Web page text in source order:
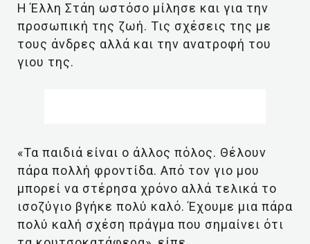
Η Έλλη Στάη ωστόσο μίλησε και για την
προσωπική της ζωή. Τις σχέσεις της με
τους άνδρες αλλά και την ανατροφή του
γιου της.
«Τα παιδιά είναι ο άλλος πόλος. Θέλουν
πάρα πολλή φροντίδα. Από τον γιο μου
μπορεί να στέρησα χρόνο αλλά τελικά το
ισοζύγιο βγήκε πολύ καλό. Έχουμε μια πάρα
πολύ καλή σχέση πράγμα που σημαίνει ότι